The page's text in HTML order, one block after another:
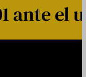
el